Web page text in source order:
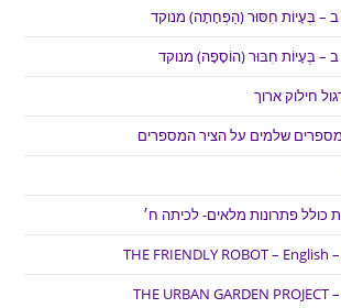
ב – בְּעָיוֹת חִסּוּר (הַפְחָתָה) מנוקד
ב – בְּעָיוֹת חִבּוּר (הוֹסָפָה) מנוקד
חילוק ארוך
שלמים על הציר המספרים
כולל פתרונות מלאים- לכיתה ח׳
THE FRIENDLY ROBOT – English
THE URBAN GARDEN